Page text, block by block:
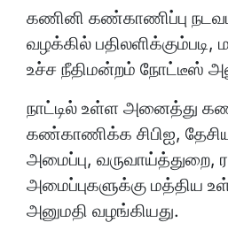
கணினி கண்காணிப்பு
வழக்கில் பதிலளிக்கும்படி,
உச்ச நீதிமன்றம் நோட்டீஸ்
நாட்டில் உள்ள அனைத்து
கண்காணிக்க சிபிஐ, தேசிய
அமைப்பு, வருவாய்த்துறை,
அமைப்புகளுக்கு மத்திய
அனுமதி வழங்கியது.